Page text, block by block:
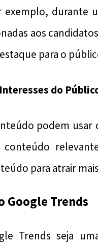
exemplo, durante
aos
para o
do
podem usar
para atrair
Google Trends
Trends seja